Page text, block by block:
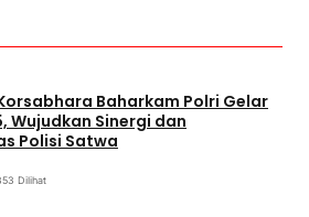
Baharkam Polri Gelar
Wujudkan Sinergi dan
Polisi Satwa
Dilihat